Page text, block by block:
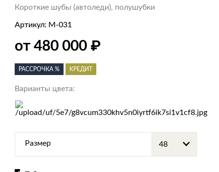
Короткие шубы (автоледи), полушубки
Артикул: М-031
от 480 000 ₽
РАССРОЧКА % КРЕДИТ
Варианты цвета:
Размер